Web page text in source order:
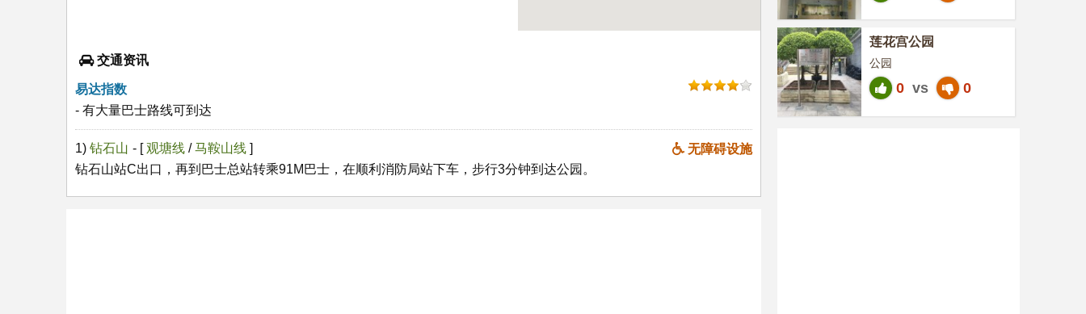
交通资讯
易达指数
- 有大量巴士路线可到达
1) 钻石山 无障碍设施
- [观塘线 /马鞍山线 ]
钻石山站C出口，再到巴士总站转乘91M巴士，在顺利消防局站下车，步行3分钟到达公园。
莲花宫公园
公园
0 vs 0